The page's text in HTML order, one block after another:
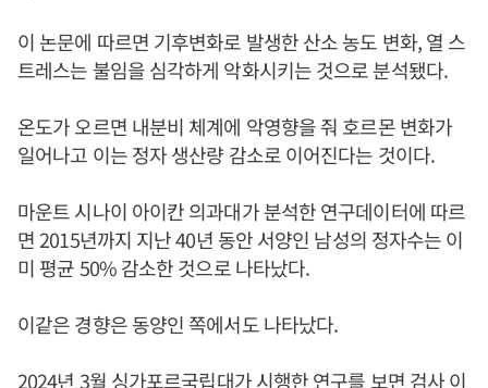
이 논문에 따르면 기후변화로 발생한 산소 농도 변화, 열 스
트레스는 불임을 심각하게 악화시키는 것으로 분석됐다.
온도가 오르면 내분비 체계에 악영향을 줘 호르몬 변화가
일어나고 이는 정자 생산량 감소로 이어진다는 것이다.
마운트 시나이 아이칸 의과대가 분석한 연구데이터에 따르
면 2015년까지 지난 40년 동안 서양인 남성의 정자수는 이
미 평균 50% 감소한 것으로 나타났다.
이같은 경향은 동양인 쪽에서도 나타났다.
2024년 3월 싱가포르국립대가 시행한 연구를 보면 검사 이